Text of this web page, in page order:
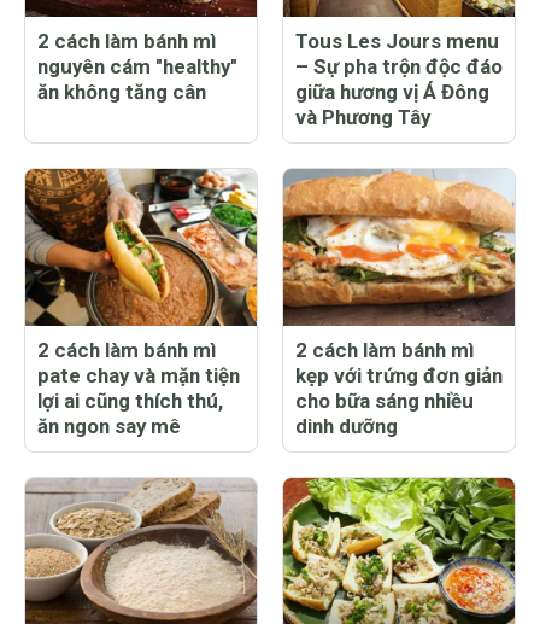
2 cách làm bánh mì
nguyên cám "healthy"
ăn không tăng cân
Tous Les Jours menu
– Sự pha trộn độc đáo
giữa hương vị Á Đông
và Phương Tây
2 cách làm bánh mì
pate chay và mặn tiện
lợi ai cũng thích thú,
ăn ngon say mê
2 cách làm bánh mì
kẹp với trứng đơn giản
cho bữa sáng nhiều
dinh dưỡng